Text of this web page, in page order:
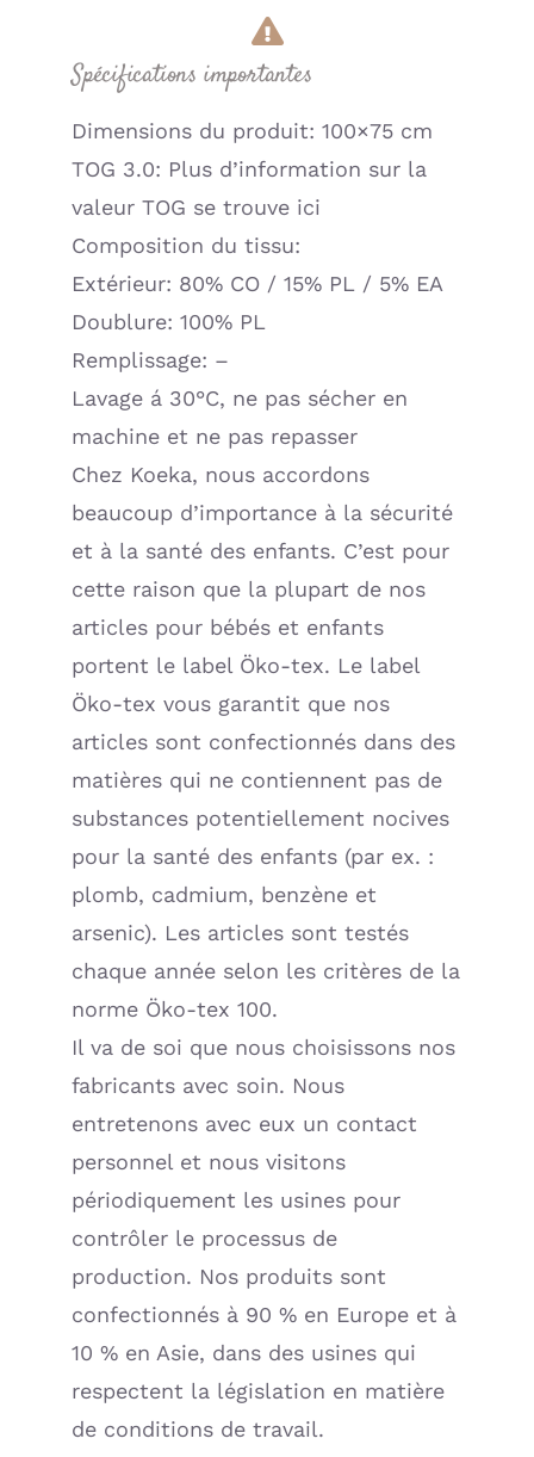
Spécifications importantes
Dimensions du produit: 100×75 cm
TOG 3.0: Plus d’information sur la
valeur TOG se trouve ici
Composition du tissu:
Extérieur: 80% CO / 15% PL / 5% EA
Doublure: 100% PL
Remplissage: –
Lavage á 30°C, ne pas sécher en
machine et ne pas repasser
Chez Koeka, nous accordons
beaucoup d’importance à la sécurité
et à la santé des enfants. C’est pour
cette raison que la plupart de nos
articles pour bébés et enfants
portent le label Öko-tex. Le label
Öko-tex vous garantit que nos
articles sont confectionnés dans des
matières qui ne contiennent pas de
substances potentiellement nocives
pour la santé des enfants (par ex. :
plomb, cadmium, benzène et
arsenic). Les articles sont testés
chaque année selon les critères de la
norme Öko-tex 100.
Il va de soi que nous choisissons nos
fabricants avec soin. Nous
entretenons avec eux un contact
personnel et nous visitons
périodiquement les usines pour
contrôler le processus de
production. Nos produits sont
confectionnés à 90 % en Europe et à
10 % en Asie, dans des usines qui
respectent la législation en matière
de conditions de travail.